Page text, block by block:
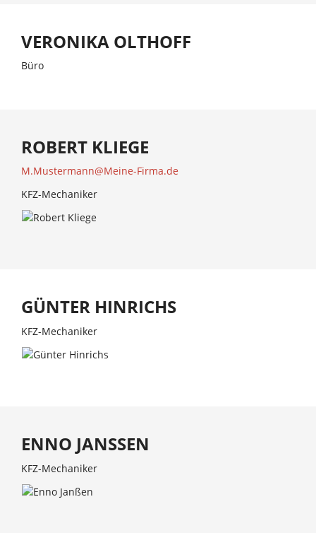
VERONIKA OLTHOFF
Büro
ROBERT KLIEGE
M.Mustermann@Meine-Firma.de
KFZ-Mechaniker
GÜNTER HINRICHS
KFZ-Mechaniker
ENNO JANSSEN
KFZ-Mechaniker